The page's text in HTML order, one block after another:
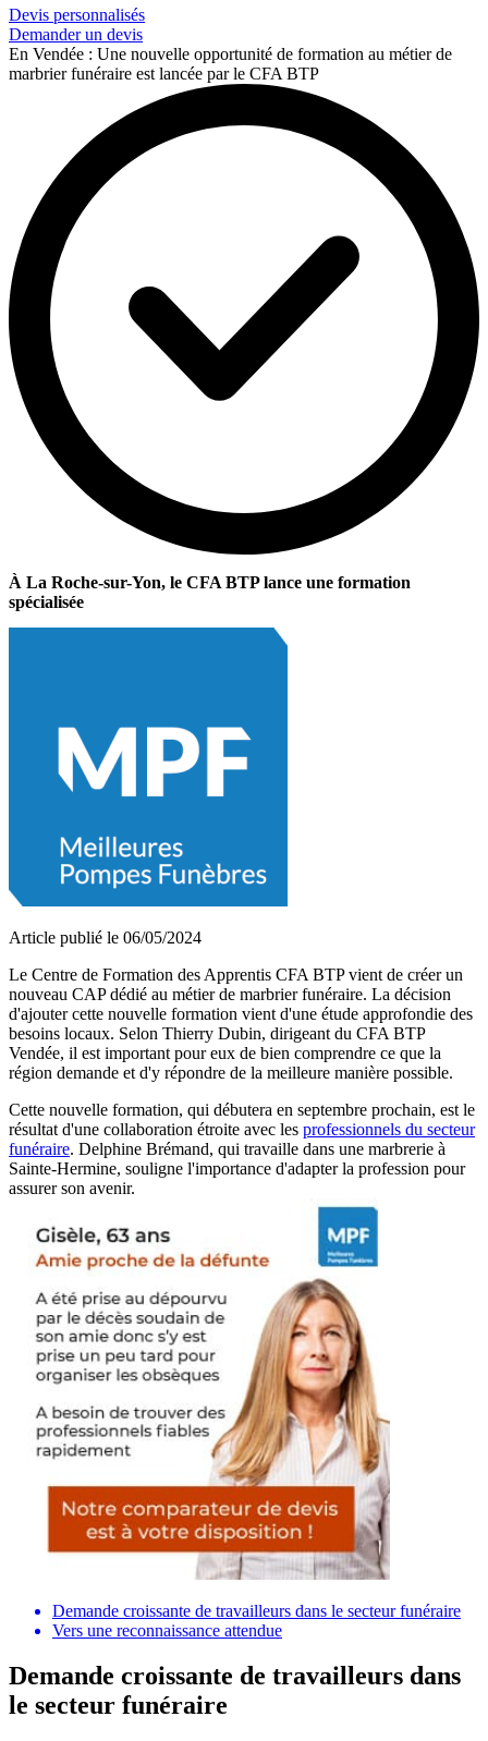
Devis personnalisés
Demander un devis
En Vendée : Une nouvelle opportunité de formation au métier de
marbrier funéraire est lancée par le CFA BTP
À La Roche-sur-Yon, le CFA BTP lance une formation
spécialisée
Article publié le 06/05/2024
Le Centre de Formation des Apprentis CFA BTP vient de créer un
nouveau CAP dédié au métier de marbrier funéraire. La décision
d'ajouter cette nouvelle formation vient d'une étude approfondie des
besoins locaux. Selon Thierry Dubin, dirigeant du CFA BTP
Vendée, il est important pour eux de bien comprendre ce que la
région demande et d'y répondre de la meilleure manière possible.
Cette nouvelle formation, qui débutera en septembre prochain, est le
résultat d'une collaboration étroite avec les professionnels du secteur
funéraire. Delphine Brémand, qui travaille dans une marbrerie à
Sainte-Hermine, souligne l'importance d'adapter la profession pour
assurer son avenir.
Demande croissante de travailleurs dans le secteur funéraire
Vers une reconnaissance attendue
Demande croissante de travailleurs dans
le secteur funéraire